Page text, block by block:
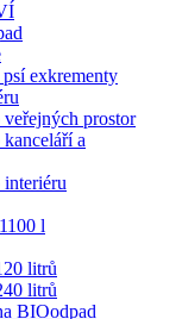
exkrementy
prostor
a
l
litrů
litrů
BIOodpad